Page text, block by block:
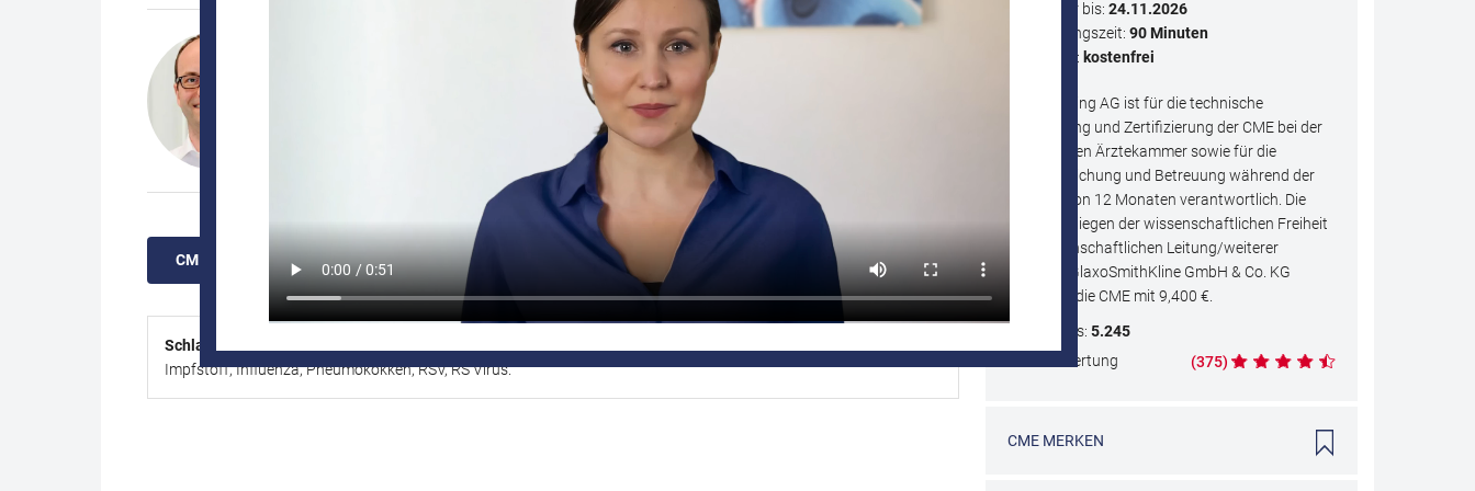
dieser Erkrankungen zu minimieren und die Gesundheit im Alter zu fördern.
RheumaTeam
Lahn-Dill-Siegerland
Praxis Wetzlar
CME AUFRUFEN CME INHALTE ALS PDF WISSENSTEST
Schlagwörter:
Impfstoff, Influenza, Pneumokokken, RSV, RS Virus.
Kursdauer bis: 24.11.2026
Bearbeitungszeit: 90 Minuten
Teilnahme: kostenfrei
MedLearning AG ist für die technische
Realisierung und Zertifizierung der CME bei der
zuständigen Ärztekammer sowie für die
Veröffentlichung und Betreuung während der
Laufzeit von 12 Monaten verantwortlich. Die
Inhalte obliegen der wissenschaftlichen Freiheit
der wissenschaftlichen Leitung/weiterer
Autoren. GlaxoSmithKline GmbH & Co. KG
finanziert die CME mit 9,400 €.
-Views: 5.245
-Bewertung (375)
CME MERKEN